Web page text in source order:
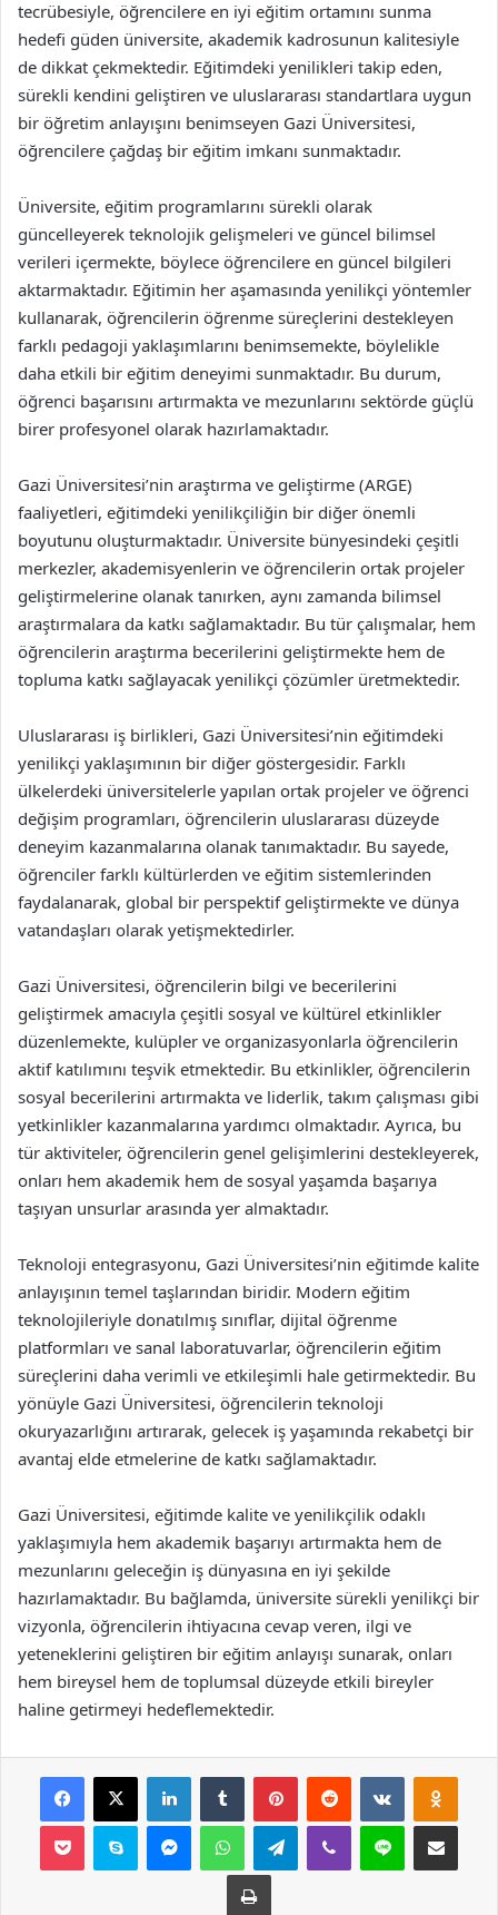
tecrübesiyle, öğrencilere en iyi eğitim ortamını sunma
hedefi güden üniversite, akademik kadrosunun kalitesiyle
de dikkat çekmektedir. Eğitimdeki yenilikleri takip eden,
sürekli kendini geliştiren ve uluslararası standartlara uygun
bir öğretim anlayışını benimseyen Gazi Üniversitesi,
öğrencilere çağdaş bir eğitim imkanı sunmaktadır.
Üniversite, eğitim programlarını sürekli olarak
güncelleyerek teknolojik gelişmeleri ve güncel bilimsel
verileri içermekte, böylece öğrencilere en güncel bilgileri
aktarmaktadır. Eğitimin her aşamasında yenilikçi yöntemler
kullanarak, öğrencilerin öğrenme süreçlerini destekleyen
farklı pedagoji yaklaşımlarını benimsemekte, böylelikle
daha etkili bir eğitim deneyimi sunmaktadır. Bu durum,
öğrenci başarısını artırmakta ve mezunlarını sektörde güçlü
birer profesyonel olarak hazırlamaktadır.
Gazi Üniversitesi’nin araştırma ve geliştirme (ARGE)
faaliyetleri, eğitimdeki yenilikçiliğin bir diğer önemli
boyutunu oluşturmaktadır. Üniversite bünyesindeki çeşitli
merkezler, akademisyenlerin ve öğrencilerin ortak projeler
geliştirmelerine olanak tanırken, aynı zamanda bilimsel
araştırmalara da katkı sağlamaktadır. Bu tür çalışmalar, hem
öğrencilerin araştırma becerilerini geliştirmekte hem de
topluma katkı sağlayacak yenilikçi çözümler üretmektedir.
Uluslararası iş birlikleri, Gazi Üniversitesi’nin eğitimdeki
yenilikçi yaklaşımının bir diğer göstergesidir. Farklı
ülkelerdeki üniversitelerle yapılan ortak projeler ve öğrenci
değişim programları, öğrencilerin uluslararası düzeyde
deneyim kazanmalarına olanak tanımaktadır. Bu sayede,
öğrenciler farklı kültürlerden ve eğitim sistemlerinden
faydalanarak, global bir perspektif geliştirmekte ve dünya
vatandaşları olarak yetişmektedirler.
Gazi Üniversitesi, öğrencilerin bilgi ve becerilerini
geliştirmek amacıyla çeşitli sosyal ve kültürel etkinlikler
düzenlemekte, kulüpler ve organizasyonlarla öğrencilerin
aktif katılımını teşvik etmektedir. Bu etkinlikler, öğrencilerin
sosyal becerilerini artırmakta ve liderlik, takım çalışması gibi
yetkinlikler kazanmalarına yardımcı olmaktadır. Ayrıca, bu
tür aktiviteler, öğrencilerin genel gelişimlerini destekleyerek,
onları hem akademik hem de sosyal yaşamda başarıya
taşıyan unsurlar arasında yer almaktadır.
Teknoloji entegrasyonu, Gazi Üniversitesi’nin eğitimde kalite
anlayışının temel taşlarından biridir. Modern eğitim
teknolojileriyle donatılmış sınıflar, dijital öğrenme
platformları ve sanal laboratuvarlar, öğrencilerin eğitim
süreçlerini daha verimli ve etkileşimli hale getirmektedir. Bu
yönüyle Gazi Üniversitesi, öğrencilerin teknoloji
okuryazarlığını artırarak, gelecek iş yaşamında rekabetçi bir
avantaj elde etmelerine de katkı sağlamaktadır.
Gazi Üniversitesi, eğitimde kalite ve yenilikçilik odaklı
yaklaşımıyla hem akademik başarıyı artırmakta hem de
mezunlarını geleceğin iş dünyasına en iyi şekilde
hazırlamaktadır. Bu bağlamda, üniversite sürekli yenilikçi bir
vizyonla, öğrencilerin ihtiyacına cevap veren, ilgi ve
yeteneklerini geliştiren bir eğitim anlayışı sunarak, onları
hem bireysel hem de toplumsal düzeyde etkili bireyler
haline getirmeyi hedeflemektedir.
Facebook
X LinkedInTumblr PinterestReddit VKontakte
Pocket Skype MessengerWhatsAppTelegramViber Line E-Posta ile
Yazdır